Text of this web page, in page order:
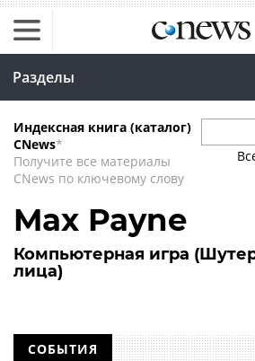
Разделы
Индексная книга (каталог)
CNews*
Получите все материалы
CNews по ключевому слову
Max Payne
Компьютерная игра
лица)
СОБЫТИЯ